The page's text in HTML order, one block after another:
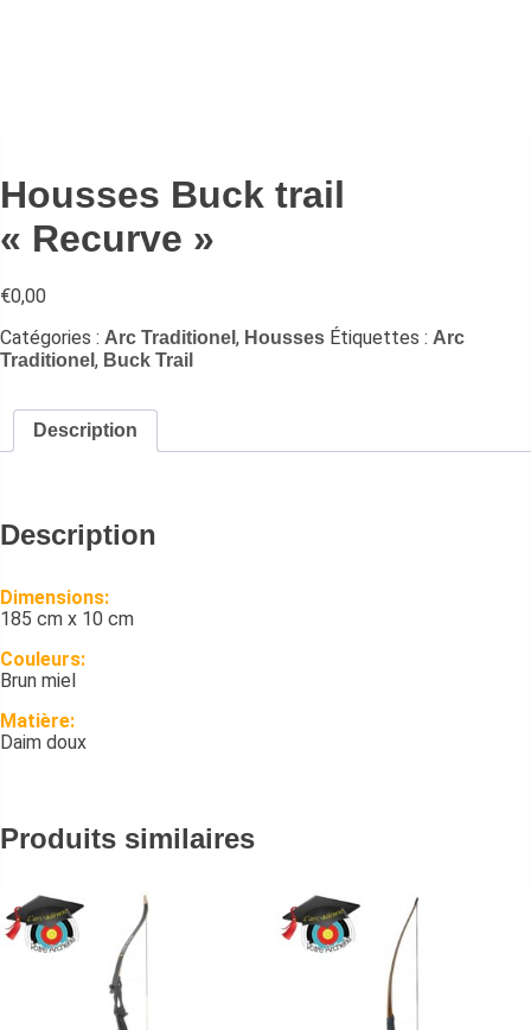
Housses Buck trail
« Recurve »
€0,00
Catégories : Arc Traditionel , Housses Étiquettes : Arc
Traditionel , Buck Trail
Description
Description
Dimensions:
185 cm x 10 cm
Couleurs:
Brun miel
Matière:
Daim doux
Produits similaires